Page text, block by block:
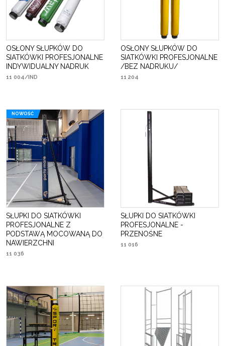
OSŁONY SŁUPKÓW DO
SIATKÓWKI PROFESJONALNE
INDYWIDUALNY NADRUK
11 004/IND
OSŁONY SŁUPKÓW DO
SIATKÓWKI PROFESJONALNE
/BEZ NADRUKU/
11 204
NOWOŚĆ
SŁUPKI DO SIATKÓWKI
PROFESJONALNE Z
PODSTAWĄ MOCOWANĄ DO
NAWIERZCHNI
11 036
SŁUPKI DO SIATKÓWKI
PROFESJONALNE -
PRZENOŚNE
11 016